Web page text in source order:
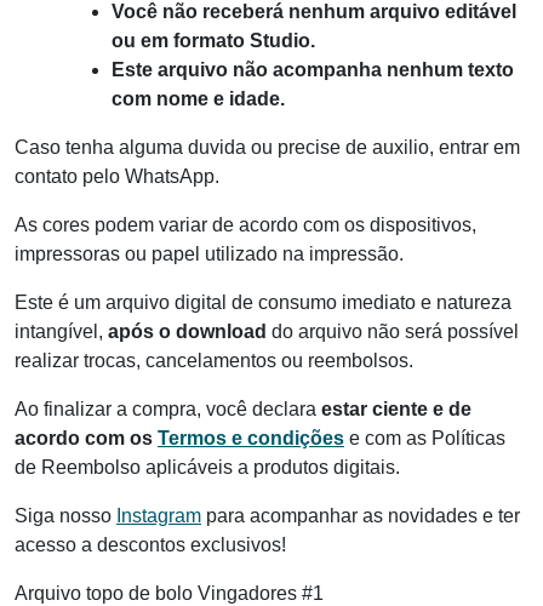
Você não receberá nenhum arquivo editável
ou em formato Studio.
Este arquivo não acompanha nenhum texto
com nome e idade.
Caso tenha alguma duvida ou precise de auxilio, entrar em
contato pelo WhatsApp.
As cores podem variar de acordo com os dispositivos,
impressoras ou papel utilizado na impressão.
Este é um arquivo digital de consumo imediato e natureza
intangível, após o download do arquivo não será possível
realizar trocas, cancelamentos ou reembolsos.
Ao finalizar a compra, você declara estar ciente e de
acordo com os Termos e condições e com as Políticas
de Reembolso aplicáveis a produtos digitais.
Siga nosso Instagram para acompanhar as novidades e ter
acesso a descontos exclusivos!
Arquivo topo de bolo Vingadores #1